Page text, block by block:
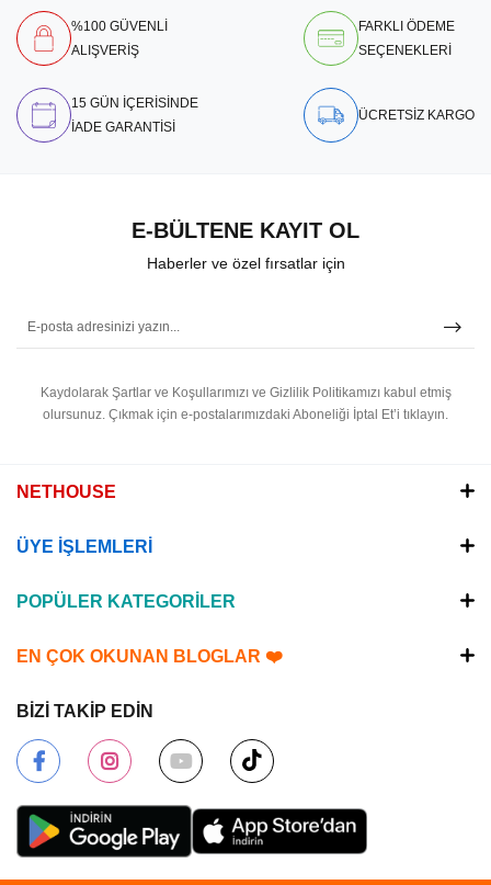
%100 GÜVENLİ
ALIŞVERİŞ
FARKLI ÖDEME
SEÇENEKLERİ
15 GÜN İÇERİSİNDE
İADE GARANTİSİ
ÜCRETSİZ KARGO
E-BÜLTENE KAYIT OL
Haberler ve özel fırsatlar için
Kaydolarak Şartlar ve Koşullarımızı ve Gizlilik Politikamızı kabul etmiş
olursunuz. Çıkmak için e-postalarımızdaki Aboneliği İptal Et’i tıklayın.
NETHOUSE
ÜYE İŞLEMLERİ
POPÜLER KATEGORİLER
EN ÇOK OKUNAN BLOGLAR ❤️
BİZİ TAKİP EDİN